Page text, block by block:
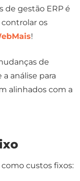
de gestão ERP é
os
!
de
análise para
alinhados com a
custos fixos: